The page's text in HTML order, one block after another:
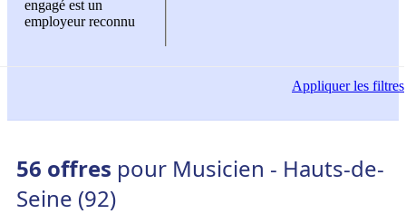
engagé est un
employeur reconnu
Appliquerles filtres
56 offres pour Musicien - Hauts-de-
Seine (92)